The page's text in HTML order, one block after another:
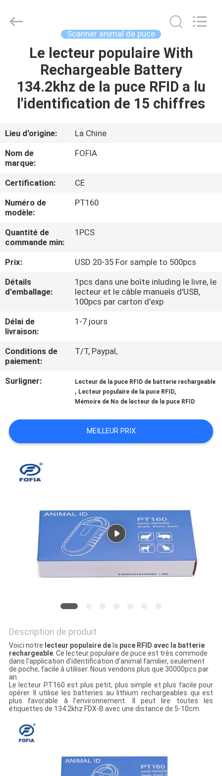
MAISON
PRODUITS
AU
SUJET
DE
NOUS
VISITE
D'USINE
CONTRÔLE
DE
NOUS
NOUVELLES
DEMANDEZ
UNE
PRIVACY
POLICY
Technology
Scanner animal de puce
Le lecteur populaire With
Rechargeable Battery
134.2khz de la puce RFID a lu
l'identification de 15 chiffres
Lieu d'origine:
La Chine
Nom de
marque:
FOFIA
Certification:
CE
Numéro de
modèle:
PT160
Quantité de
commande min:
1PCS
Prix:
USD 20-35 For sample to 500pcs
Détails
d'emballage:
1pcs dans une boîte inluding le livre, le
lecteur et le câble manuels d'USB,
100pcs par carton d'exp
Délai de
livraison:
1-7 jours
Conditions de
paiement:
T/T, Paypal,
Surligner: Lecteur de la puce RFID de batterie rechargeable
, Lecteur populaire de la puce RFID,
Mémoire de No de lecteur de la puce RFID
MEILLEUR PRIX
Description de produit
Voici notre lecteur populaire dela puce RFID avec la batterie
rechargeable. Ce lecteur populaire de puce est très commode
dans l'application d'identification d'animal familier, seulement
de poche, facile à utiliser. Nous vendons plus que 30000pcs par
an.
Le lecteur PT160 est plus petit, plus simple et plus facile pour
opérer. Il utilise les batteries au lithium rechargeables qui est
plus favorable à l'environnement. Il peut lire toutes les
étiquettes de 134.2khz FDX-B avec une distance de 5-10cm.